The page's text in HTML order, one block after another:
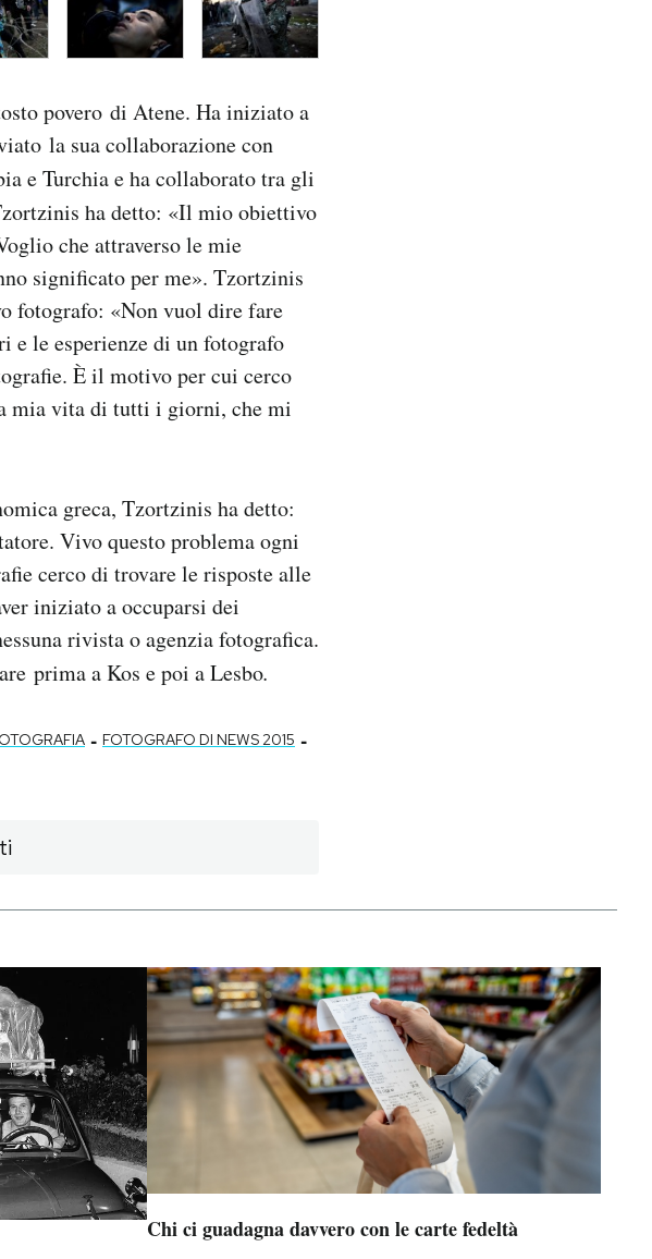
povero di Atene. Ha iniziato a
la sua collaborazione con
e Turchia e ha collaborato tra gli
ha detto: «Il mio obiettivo
che attraverso le mie
significato per me». Tzortzinis
fotografo: «Non vuol dire fare
e le esperienze di un fotografo
È il motivo per cui cerco
mia vita di tutti i giorni, che mi
greca, Tzortzinis ha detto:
Vivo questo problema ogni
cerco di trovare le risposte alle
iniziato a occuparsi dei
rivista o agenzia fotografica.
prima a Kos e poi a Lesbo.
- FOTOGRAFO DI NEWS 2015 -
Chi ci guadagna davvero con le carte fedeltà